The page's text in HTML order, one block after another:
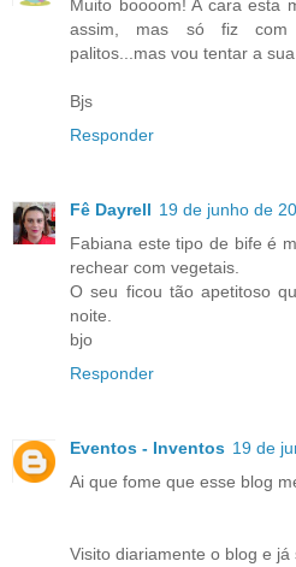
Muito boooom! A cara esta
assim, mas só fiz com
palitos...mas vou tentar a
Bjs
Responder
Fê Dayrell 19 de junho de
Fabiana este tipo de bife é
rechear com vegetais.
O seu ficou tão apetitoso
noite.
bjo
Responder
Eventos - Inventos 19 de
Ai que fome que esse blog
Visito diariamente o blog e já